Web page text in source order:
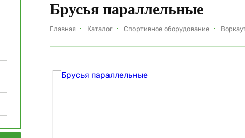
Брусья параллельные
Главная Каталог Спортивное оборудование